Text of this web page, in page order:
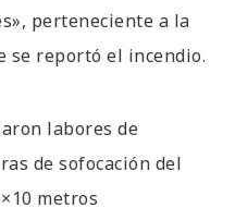
perteneciente a la
se reportó el incendio.
labores de
de sofocación del
metros